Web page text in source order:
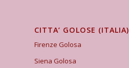
CITTA’ GOLOSE (ITALIA)
Firenze Golosa
Siena Golosa